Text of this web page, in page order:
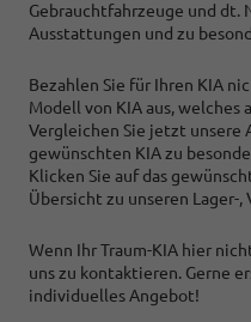
Gebrauchtfahrzeuge und dt.
Ausstattungen und zu
Bezahlen Sie für Ihren KIA
Modell von KIA aus, welches
Vergleichen Sie jetzt unsere
gewünschten KIA zu
Klicken Sie auf das
Übersicht zu unseren Lager-
Wenn Ihr Traum-KIA hier
uns zu kontaktieren. Gerne
individuelles Angebot!